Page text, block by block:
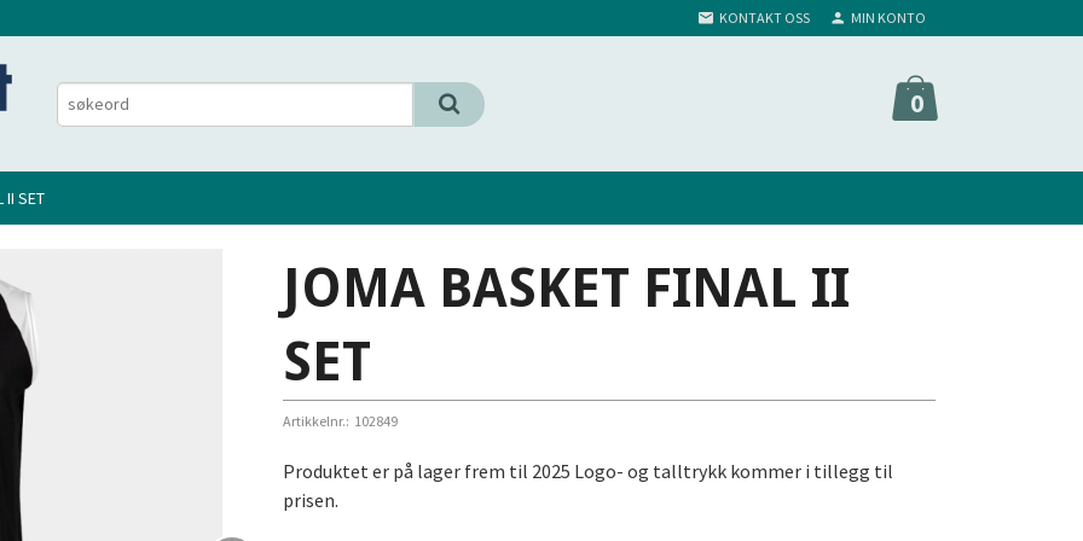
KONTAKT OSS MIN KONTO
0
II SET
JOMA BASKET FINAL II
SET
Artikkelnr.: 102849
Produktet er på lager frem til 2025 Logo- og talltrykk kommer i tillegg til
prisen.